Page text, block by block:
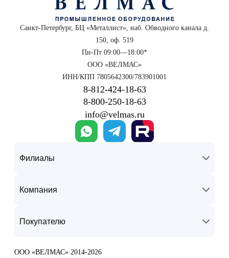
Санкт-Петербург, БЦ «Металлист», наб. Обводного канала д.
150, оф. 519
Пн-Пт 09:00—18:00*
ООО «ВЕЛМАС»
ИНН/КПП 7805642300/783901001
8‑812‑424‑18‑63
8‑800‑250‑18‑63
info@velmas.ru
Филиалы
Компания
Покупателю
ООО «ВЕЛМАС» 2014-2026